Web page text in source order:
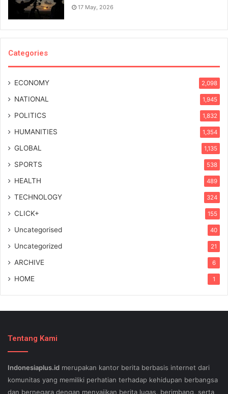
17 May, 2026
Categories
ECONOMY 2,098
NATIONAL 1,945
POLITICS 1,832
HUMANITIES 1,354
GLOBAL 1,135
SPORTS 538
HEALTH 489
TECHNOLOGY 324
CLICK+ 155
Uncategorised 40
Uncategorized 21
ARCHIVE 6
HOME 1
Tentang Kami
Indonesiaplus.id merupakan kantor berita berbasis internet dari
komunitas yang memiliki perhatian terhadap kehidupan berbangsa
dan bernegara dengan menyajikan berita lugas, berimbang, serta